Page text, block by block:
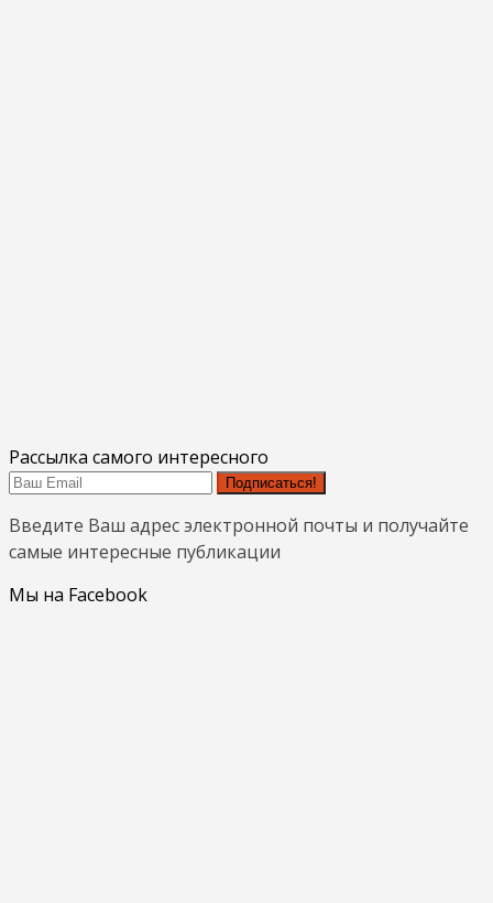
Рассылка самого интересного
Подписаться!
Введите Ваш адрес электронной почты и получайте
самые интересные публикации
Мы на Facebook